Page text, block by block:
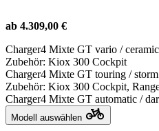
ab 4.309,00 €
Charger4 Mixte GT vario /
Zubehör: Kiox 300 Cockpit
Charger4 Mixte GT touring /
Zubehör: Kiox 300 Cockpit,
Charger4 Mixte GT automatic /
Modell auswählen